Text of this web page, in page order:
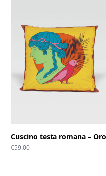
Cuscino testa romana – Oro
€59.00